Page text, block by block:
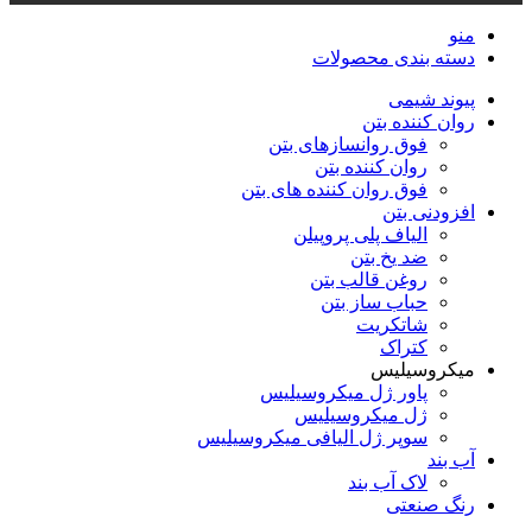
منو
دسته‌ بندی محصولات
پیوند شیمی
روان کننده بتن
فوق روانسازهای بتن
روان کننده بتن
فوق روان کننده های بتن
افزودنی بتن
الیاف پلی پروپیلن
ضد یخ بتن
روغن قالب بتن
حباب ساز بتن
شاتکریت
کتراک
میکروسیلیس
پاور ژل میکروسیلیس
ژل میکروسیلیس
سوپر ژل الیافی میکروسیلیس
آب بند
لاک آب بند
رنگ صنعتی